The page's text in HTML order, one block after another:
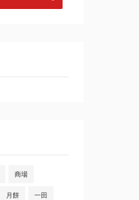
商場
月餅 一田